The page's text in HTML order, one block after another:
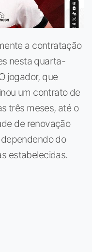
a contratação
nesta quarta-
jogador, que
um contrato de
três meses, até o
de renovação
do
estabelecidas.